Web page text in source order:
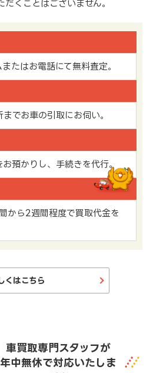
くことはございません。
たはお電話にて無料査定。
でお車の引取にお伺い。
預かりし、手続きを代行。
から2週間程度で買取代金を
くはこちら
車買取専門スタッフが
年中無休で対応いたしま